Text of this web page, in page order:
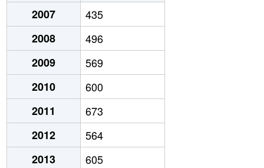
2007
435
2008
496
2009
569
2010
600
2011
673
2012
564
2013
605